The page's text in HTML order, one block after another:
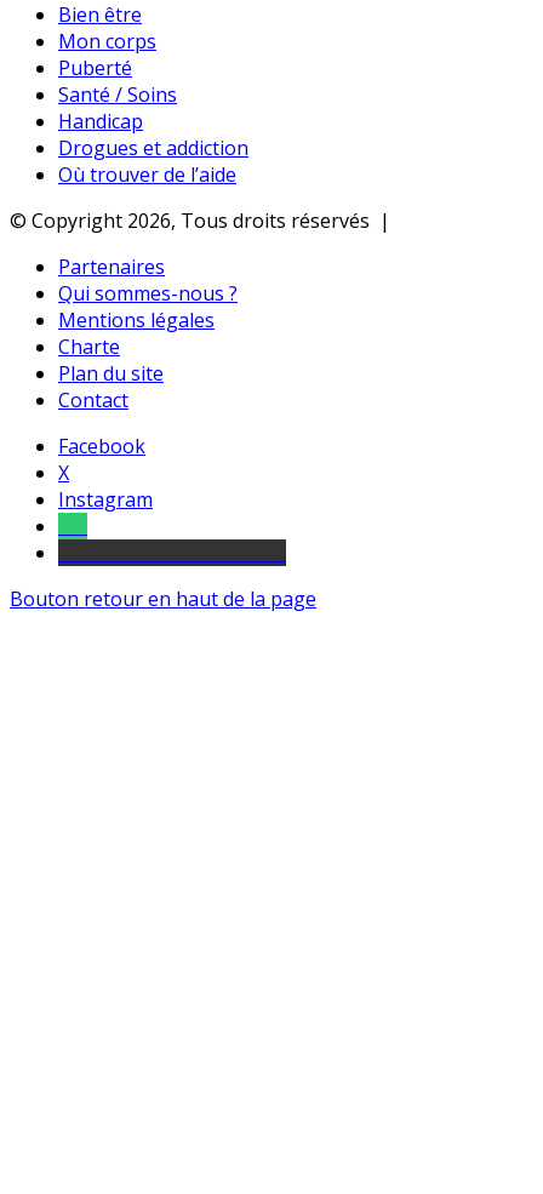
Bien être
Mon corps
Puberté
Santé / Soins
Handicap
Drogues et addiction
Où trouver de l’aide
© Copyright 2026, Tous droits réservés |
Partenaires
Qui sommes-nous ?
Mentions légales
Charte
Plan du site
Contact
Facebook
X
Instagram
Bouton retour en haut de la page